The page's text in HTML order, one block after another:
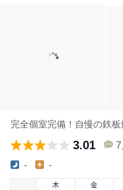
完全個室完備！自慢の鉄板
3.01 7
- -
木
金